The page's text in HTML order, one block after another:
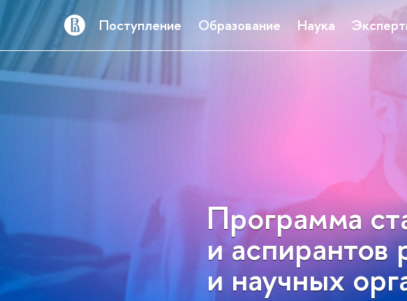
Поступление Образование Наука
Программа
и аспирантов
и научных